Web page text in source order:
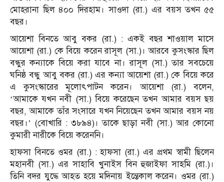
মোহরানা ছিল ৪০০ দিরহাম। সাওদা (রা.) এর বয়স তখন ৫৫
বছর।
আয়েশা বিনতে আবু বকর (রা.) : একই বছর শাওয়াল মাসে
আয়েশা (রা.) কে বিয়ে করেন রাসূল (সা.)। আরবে কুসংস্কার ছিল
বন্ধুর কন্যাকে বিয়ে করা যাবে না। রাসূল (সা.) তার সবচেয়ে
ঘনিষ্ঠ বন্ধু আবু বকর (রা.) এর কন্যা আয়েশা (রা.) কে বিয়ে করে
এ কুসংস্কারের মূলোৎপাটন করেন। আয়েশা (রা.) বলেন,
‘আমাকে যখন নবী (সা.) বিয়ে করেছেন তখন আমার বয়স ছয়
বছর, আমাকে তাঁর সংসারে যখন নিয়েছেন তখন আমার বয়স নয়
বছর।’ (বোখারি : ৩৮৯৪)। তাকে ছাড়া নবী (সা.) আর কোনো
কুমারী নারীকে বিয়ে করেননি।
হাফসা বিনতে ওমর (রা.) : হাফসা (রা.) এর প্রথম স্বামী ছিলেন
মহানবী (সা.) এর সাহাবি খুনাইস বিন হুজাইফা সাহমি (রা.)।
তিনি বদর যুদ্ধে আহত হয়ে মদিনায় ইন্তেকাল করেন। ওমর (রা.)